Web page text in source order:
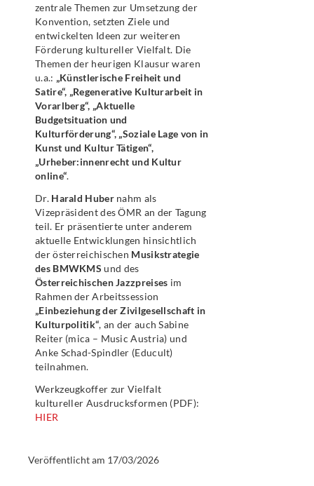
zentrale Themen zur Umsetzung der
Konvention, setzten Ziele und
entwickelten Ideen zur weiteren
Förderung kultureller Vielfalt. Die
Themen der heurigen Klausur waren
u.a.: „Künstlerische Freiheit und
Satire“, „Regenerative Kulturarbeit in
Vorarlberg“, „Aktuelle
Budgetsituation und
Kulturförderung“, „Soziale Lage von in
Kunst und Kultur Tätigen“,
„Urheber:innenrecht und Kultur
online“.
Dr. Harald Hubernahm als
Vizepräsident des ÖMR an der Tagung
teil. Er präsentierte unter anderem
aktuelle Entwicklungen hinsichtlich
der österreichischen Musikstrategie
des BMWKMS und des
Österreichischen Jazzpreises im
Rahmen der Arbeitssession
„Einbeziehung der Zivilgesellschaft in
Kulturpolitik“, an der auch Sabine
Reiter (mica – Music Austria) und
Anke Schad-Spindler (Educult)
teilnahmen.
Werkzeugkoffer zur Vielfalt
kultureller Ausdrucksformen (PDF):
HIER
Veröffentlicht am 17/03/2026